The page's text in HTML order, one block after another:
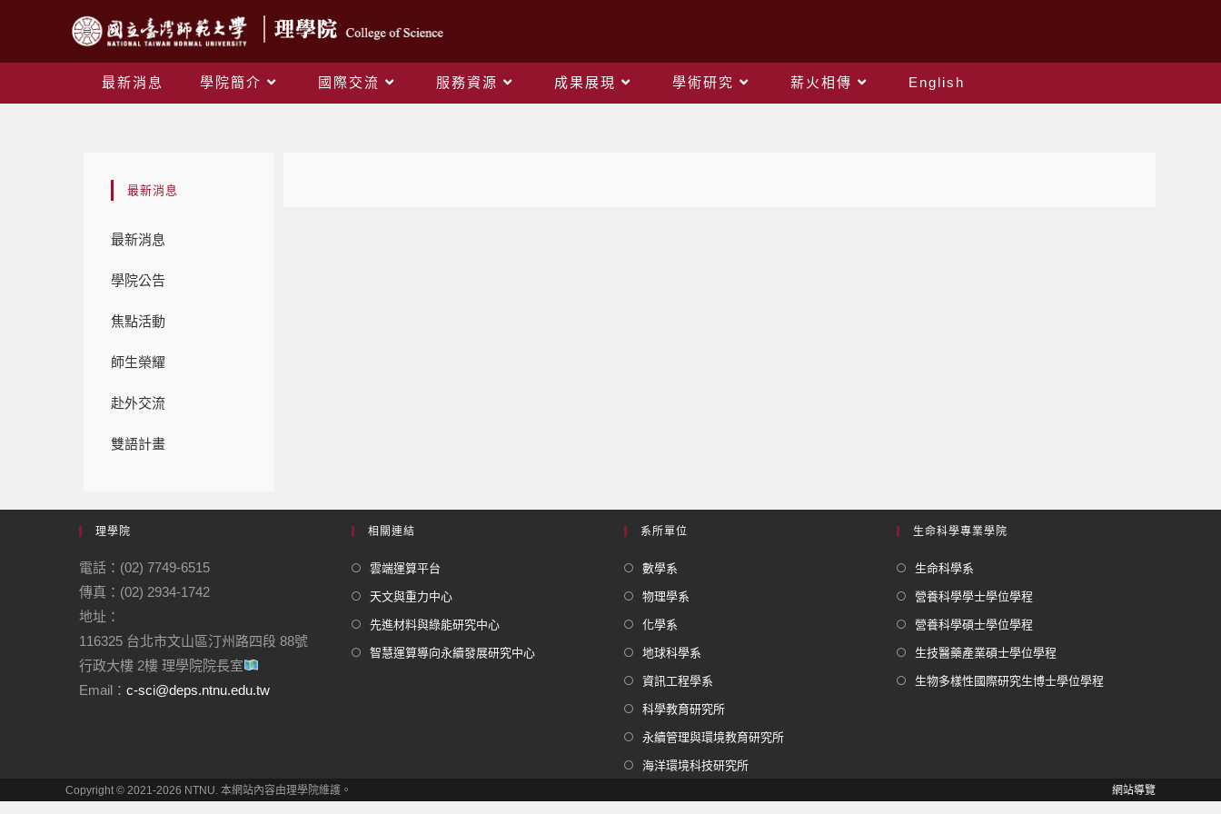
最新消息 學院簡介 國際交流 服務資源 成果展現 學術研究 薪火相傳 English
最新消息
最新消息
學院公告
焦點活動
師生榮耀
赴外交流
雙語計畫
理學院
電話：(02) 7749-6515
傳真：(02) 2934-1742
地址：
116325 台北市文山區汀州路四段 88號
行政大樓 2樓 理學院院長室
Email： c-sci@deps.ntnu.edu.tw
相關連結
雲端運算平台
天文與重力中心
先進材料與綠能研究中心
智慧運算導向永續發展研究中心
系所單位
數學系
物理學系
化學系
地球科學系
資訊工程學系
科學教育研究所
永續管理與環境教育研究所
海洋環境科技研究所
生命科學專業學院
生命科學系
營養科學學士學位學程
營養科學碩士學位學程
生技醫藥產業碩士學位學程
生物多樣性國際研究生博士學位學程
網站導覽
Copyright © 2021-2026 NTNU. 本網站內容由理學院維護。